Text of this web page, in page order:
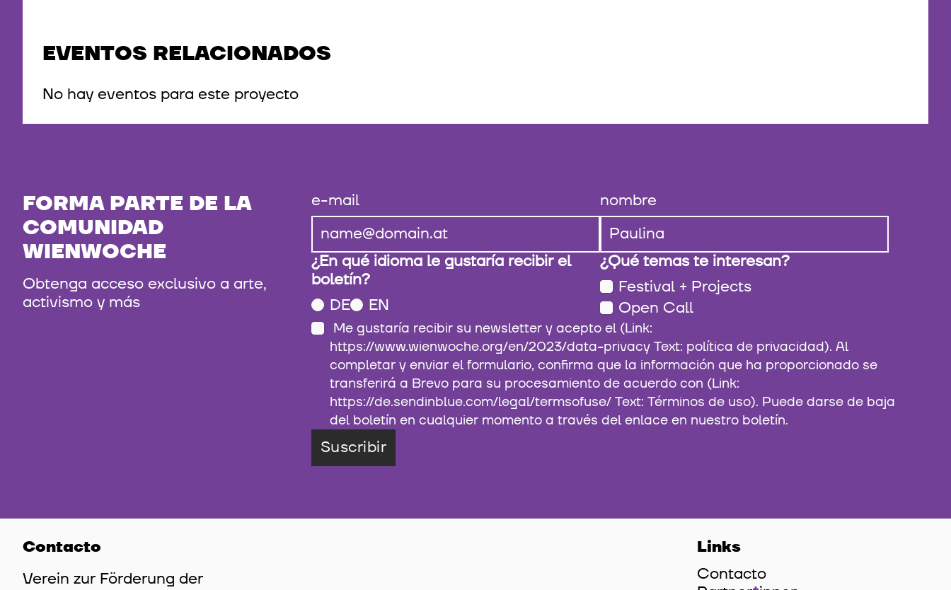
EVENTOS RELACIONADOS
No hay eventos para este proyecto
FORMA PARTE DE LA
COMUNIDAD
WIENWOCHE
Obtenga acceso exclusivo a arte,
activismo y más
e-mail nombre
¿En qué idioma le gustaría recibir el
boletín?
DE
EN
¿Qué temas te interesan?
Festival + Projects
Open Call
https://www.wienwoche.org/en/2023/data-privacy Text: política de privacidad). Al
completar y enviar el formulario, confirma que la información que ha proporcionado se
transferirá a Brevo para su procesamiento de acuerdo con (Link:
https://de.sendinblue.com/legal/termsofuse/ Text: Términos de uso). Puede darse de baja
del boletín en cualquier momento a través del enlace en nuestro boletín.
Suscribir
Contacto
Verein zur Förderung der
Links
Contacto